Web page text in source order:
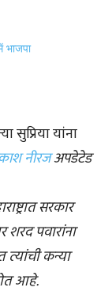
सुप्रिया यांना
नीरजअपडेटेड
सरकार
पवारांना
कन्या
आहे.